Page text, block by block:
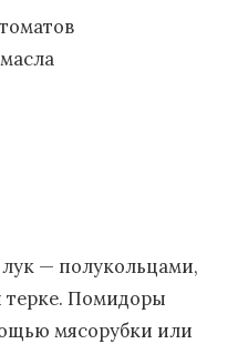
— полукольцами,
терке. Помидоры
мясорубки или